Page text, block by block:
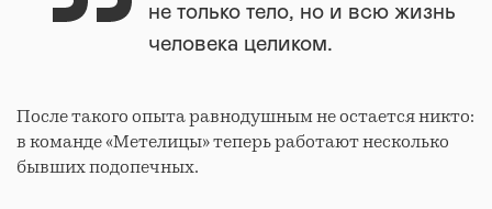
не только тело, но и всю жизнь
человека целиком.
После такого опыта равнодушным не остается никто:
в команде «Метелицы» теперь работают несколько
бывших подопечных.